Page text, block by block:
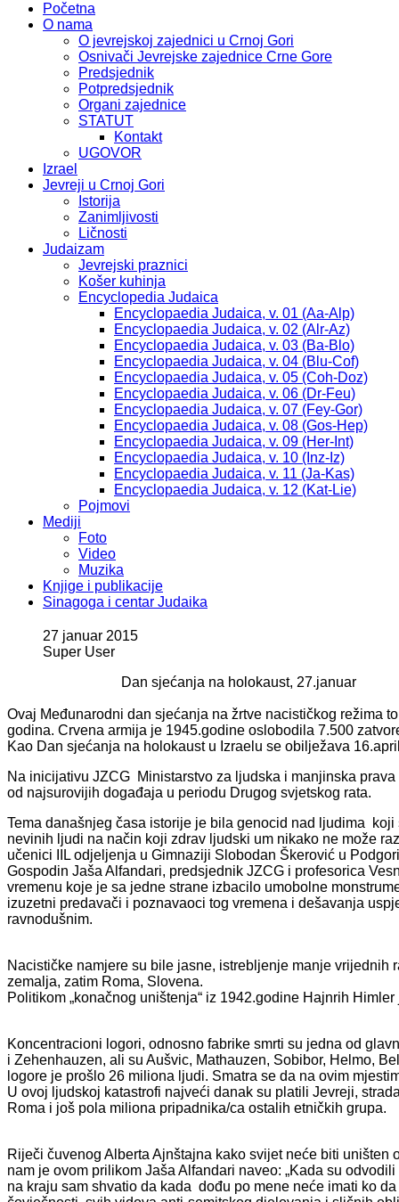
Početna
O nama
O jevrejskoj zajednici u Crnoj Gori
Osnivači Jevrejske zajednice Crne Gore
Predsjednik
Potpredsjednik
Organi zajednice
STATUT
Kontakt
UGOVOR
Izrael
Jevreji u Crnoj Gori
Istorija
Zanimljivosti
Ličnosti
Judaizam
Jevrejski praznici
Košer kuhinja
Encyclopedia Judaica
Encyclopaedia Judaica, v. 01 (Aa-Alp)
Encyclopaedia Judaica, v. 02 (Alr-Az)
Encyclopaedia Judaica, v. 03 (Ba-Blo)
Encyclopaedia Judaica, v. 04 (Blu-Cof)
Encyclopaedia Judaica, v. 05 (Coh-Doz)
Encyclopaedia Judaica, v. 06 (Dr-Feu)
Encyclopaedia Judaica, v. 07 (Fey-Gor)
Encyclopaedia Judaica, v. 08 (Gos-Hep)
Encyclopaedia Judaica, v. 09 (Her-Int)
Encyclopaedia Judaica, v. 10 (Inz-Iz)
Encyclopaedia Judaica, v. 11 (Ja-Kas)
Encyclopaedia Judaica, v. 12 (Kat-Lie)
Pojmovi
Mediji
Foto
Video
Muzika
Knjige i publikacije
Sinagoga i centar Judaika
27 januar 2015
Super User
Dan sjećanja na holokaust, 27.januar
Ovaj Međunarodni dan sjećanja na žrtve nacističkog režima
godina. Crvena armija je 1945.godine oslobodila 7.500
Kao Dan sjećanja na holokaust u Izraelu se obilježava
Na inicijativu JZCG Ministarstvo za ljudska i manjinska
od najsurovijih događaja u periodu Drugog svjetskog rata.
Tema današnjeg časa istorije je bila genocid nad ljudima
nevinih ljudi na način koji zdrav ljudski um nikako ne može
učenici IIL odjeljenja u Gimnaziji Slobodan Škerović u
Gospodin Jaša Alfandari, predsjednik JZCG i profesorica
vremenu koje je sa jedne strane izbacilo umobolne
izuzetni predavači i poznavaoci tog vremena i dešavanja
ravnodušnim.
Nacističke namjere su bile jasne, istrebljenje manje
zemalja, zatim Roma, Slovena.
Politikom „konačnog uništenja“ iz 1942.godine Hajnrih
Koncentracioni logori, odnosno fabrike smrti su jedna od
i Zehenhauzen, ali su Aušvic, Mathauzen, Sobibor, Helmo,
logore je prošlo 26 miliona ljudi. Smatra se da na ovim
U ovoj ljudskoj katastrofi najveći danak su platili Jevreji,
Roma i još pola miliona pripadnika/ca ostalih etničkih grupa.
Riječi čuvenog Alberta Ajnštajna kako svijet neće biti
nam je ovom prilikom Jaša Alfandari naveo: „Kada su
na kraju sam shvatio da kada dođu po mene neće imati ko